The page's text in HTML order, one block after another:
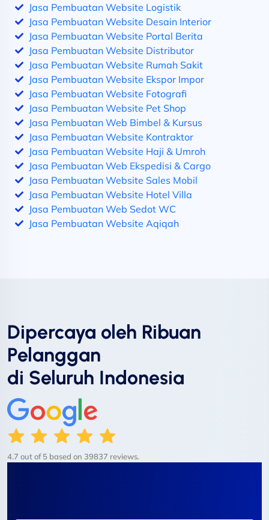
Jasa Pembuatan Website Logistik
Jasa Pembuatan Website Desain Interior
Jasa Pembuatan Website Portal Berita
Jasa Pembuatan Website Distributor
Jasa Pembuatan Website Rumah Sakit
Jasa Pembuatan Website Ekspor Impor
Jasa Pembuatan Website Fotografi
Jasa Pembuatan Website Pet Shop
Jasa Pembuatan Web Bimbel & Kursus
Jasa Pembuatan Website Kontraktor
Jasa Pembuatan Website Haji & Umroh
Jasa Pembuatan Web Ekspedisi & Cargo
Jasa Pembuatan Website Sales Mobil
Jasa Pembuatan Website Hotel Villa
Jasa Pembuatan Web Sedot WC
Jasa Pembuatan Website Aqiqah
Dipercaya oleh Ribuan
Pelanggan
di Seluruh Indonesia
4.7 out of 5 based on 39837 reviews.